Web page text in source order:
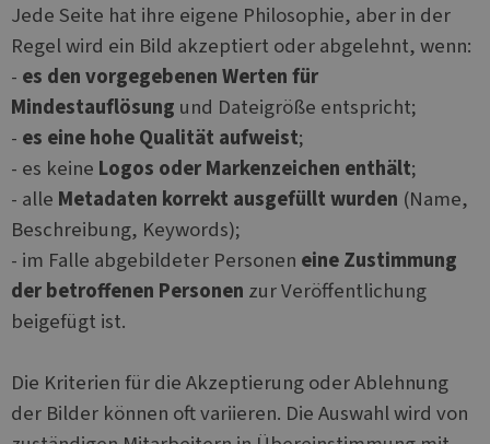
Jede Seite hat ihre eigene Philosophie, aber in der
Regel wird ein Bild akzeptiert oder abgelehnt, wenn:
- es den vorgegebenen Werten für
Mindestauflösung und Dateigröße entspricht;
- es eine hohe Qualität aufweist;
- es keine Logos oder Markenzeichen enthält;
- alle Metadaten korrekt ausgefüllt wurden (Name,
Beschreibung, Keywords);
- im Falle abgebildeter Personen eine Zustimmung
der betroffenen Personen zur Veröffentlichung
beigefügt ist.
Die Kriterien für die Akzeptierung oder Ablehnung
der Bilder können oft variieren. Die Auswahl wird von